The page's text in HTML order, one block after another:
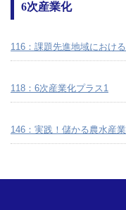
6次産業化
116：課題先進地域におけ
118：6次産業化プラス1
146：実践！儲かる農水産業